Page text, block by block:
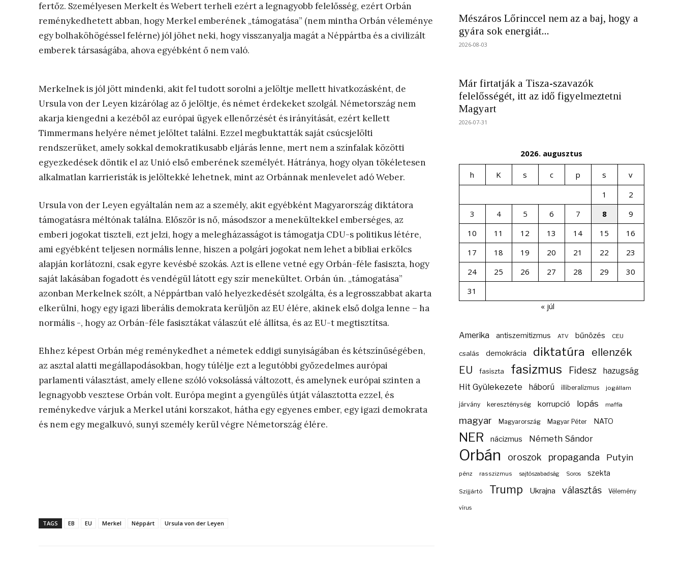
fertőz. Személyesen Merkelt és Webert terheli ezért a legnagyobb felelősség, ezért Orbán
reménykedhetett abban, hogy Merkel emberének „támogatása” (nem mintha Orbán véleménye
egy bolhaköhögéssel felérne) jól jöhet neki, hogy visszanyalja magát a Néppártba és a civilizált
emberek társaságába, ahova egyébként ő nem való.
Merkelnek is jól jött mindenki, akit fel tudott sorolni a jelöltje mellett hivatkozásként, de
Ursula von der Leyen kizárólag az ő jelöltje, és német érdekeket szolgál. Németország nem
akarja kiengedni a kezéből az európai ügyek ellenőrzését és irányítását, ezért kellett
Timmermans helyére német jelöltet találni. Ezzel megbuktatták saját csúcsjelölti
rendszerüket, amely sokkal demokratikusabb eljárás lenne, mert nem a színfalak közötti
egyezkedések döntik el az Unió első emberének személyét. Hátránya, hogy olyan tökéletesen
alkalmatlan karrieristák is jelöltekké lehetnek, mint az Orbánnak menlevelet adó Weber.
Ursula von der Leyen egyáltalán nem az a személy, akit egyébként Magyarország diktátora
támogatásra méltónak találna. Először is nő, másodszor a menekültekkel emberséges, az
emberi jogokat tiszteli, ezt jelzi, hogy a melegházasságot is támogatja CDU-s politikus létére,
ami egyébként teljesen normális lenne, hiszen a polgári jogokat nem lehet a bibliai erkölcs
alapján korlátozni, csak egyre kevésbé szokás. Azt is ellene vetné egy Orbán-féle fasiszta, hogy
saját lakásában fogadott és vendégül látott egy szír menekültet. Orbán ún. „támogatása”
azonban Merkelnek szólt, a Néppártban való helyezkedését szolgálta, és a legrosszabbat akarta
elkerülni, hogy egy igazi liberális demokrata kerüljön az EU élére, akinek első dolga lenne – ha
normális -, hogy az Orbán-féle fasisztákat válaszút elé állítsa, és az EU-t megtisztítsa.
Ehhez képest Orbán még reménykedhet a németek eddigi sunyiságában és kétszínűségében,
az asztal alatti megállapodásokban, hogy túlélje ezt a legutóbbi győzedelmes aurópai
parlamenti választást, amely ellene szóló voksolássá változott, és amelynek európai szinten a
legnagyobb vesztese Orbán volt. Európa megint a gyengülés útját választotta ezzel, és
reménykedve várjuk a Merkel utáni korszakot, hátha egy egyenes ember, egy igazi demokrata
és nem egy megalkuvó, sunyi személy kerül végre Németország élére.
TAGS EB EU Merkel Néppárt Ursula von der Leyen
Mészáros Lőrinccel nem az a baj, hogy a
gyára sok energiát...
2026-08-03
Már firtatják a Tisza-szavazók
felelősségét, itt az idő figyelmeztetni
Magyart
2026-07-31
2026. augusztus
h K s c p s
v
1
2
3
4 5 6 7 8
9
10
11 12 13 14 15
16
17
18 19 20 21 22
23
24
25 26 27 28 29
30
31
« júl
Amerika antiszemitizmus ATV bűnözés CEU
csalás demokrácia diktatúra ellenzék
EU fasiszta fasizmus Fidesz hazugság
Hit Gyülekezete háború illiberalizmus jogállam
járvány kereszténység korrupció lopás maffia
magyar Magyarország Magyar Péter NATO
NER nácizmus Németh Sándor
Orbán oroszok propaganda Putyin
pénz rasszizmus sajtószabadság Soros szekta
Szijjártó Trump Ukrajna választás Vélemény
vírus